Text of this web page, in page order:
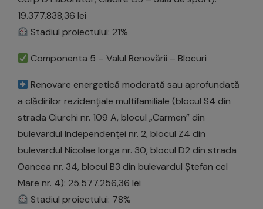
19.377.838,36 lei
Stadiul proiectului: 21%
Componenta 5 – Valul Renovării – Blocuri
Renovare energetică moderată sau aprofundată
a clădirilor rezidențiale multifamiliale (blocul S4 din
strada Ciurchi nr. 109 A, blocul „Carmen” din
bulevardul Independenței nr. 2, blocul Z4 din
bulevardul Nicolae Iorga nr. 30, blocul D2 din strada
Oancea nr. 34, blocul B3 din bulevardul Ștefan cel
Mare nr. 4): 25.577.256,36 lei
Stadiul proiectului: 78%